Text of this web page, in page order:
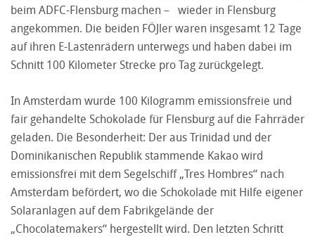
beim ADFC-Flensburg machen – wieder in Flensburg
angekommen. Die beiden FÖJler waren insgesamt 12 Tage
auf ihren E-Lastenrädern unterwegs und haben dabei im
Schnitt 100 Kilometer Strecke pro Tag zurückgelegt.
In Amsterdam wurde 100 Kilogramm emissionsfreie und
fair gehandelte Schokolade für Flensburg auf die Fahrräder
geladen. Die Besonderheit: Der aus Trinidad und der
Dominikanischen Republik stammende Kakao wird
emissionsfrei mit dem Segelschiff „Tres Hombres“ nach
Amsterdam befördert, wo die Schokolade mit Hilfe eigener
Solaranlagen auf dem Fabrikgelände der
„Chocolatemakers“ hergestellt wird. Den letzten Schritt